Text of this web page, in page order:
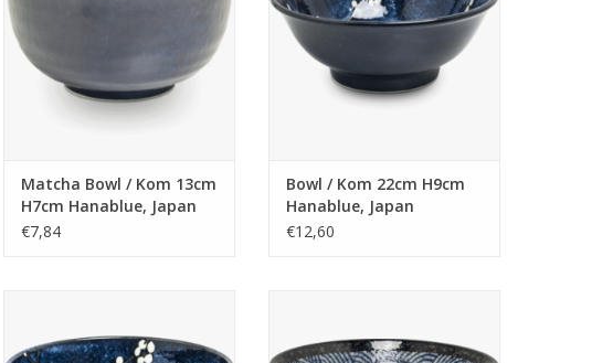
Matcha Bowl / Kom 13cm
H7cm Hanablue, Japan
€7,84
Bowl / Kom 22cm H9cm
Hanablue, Japan
€12,60
TOEVOEGEN AAN WINKELWAGEN
TOEVOEGEN AAN WINKELWAGEN